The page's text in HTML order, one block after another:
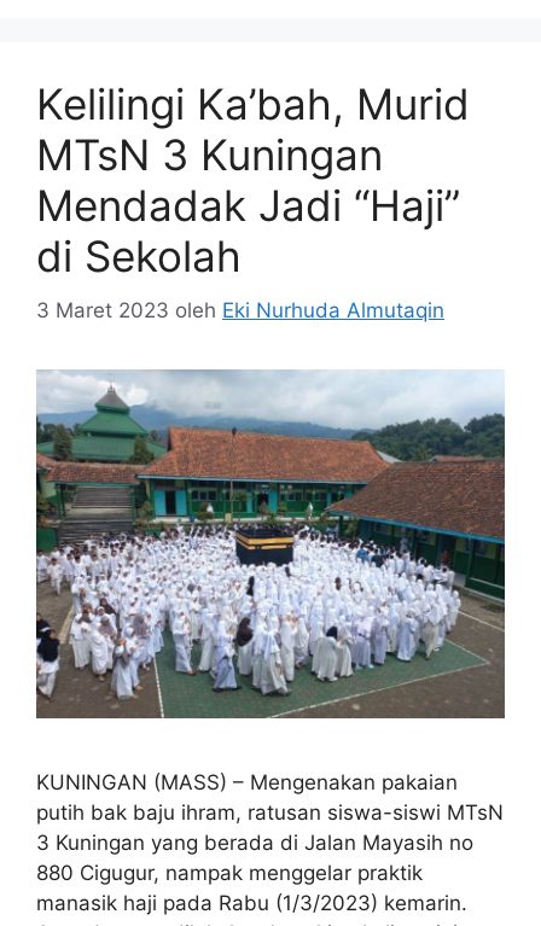
Kelilingi Ka’bah, Murid
MTsN 3 Kuningan
Mendadak Jadi “Haji”
di Sekolah
3 Maret 2023 oleh Eki Nurhuda Almutaqin
KUNINGAN (MASS) – Mengenakan pakaian
putih bak baju ihram, ratusan siswa-siswi MTsN
3 Kuningan yang berada di Jalan Mayasih no
880 Cigugur, nampak menggelar praktik
manasik haji pada Rabu (1/3/2023) kemarin.